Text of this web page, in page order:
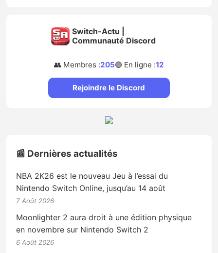
Switch-Actu |
Communauté Discord
👥 Membres :205🟢 En ligne :12
Rejoindre le Discord
📰 Dernières actualités
NBA 2K26 est le nouveau Jeu à l’essai du
Nintendo Switch Online, jusqu’au 14 août
7 Août 2026
Moonlighter 2 aura droit à une édition physique
en novembre sur Nintendo Switch 2
6 Août 2026